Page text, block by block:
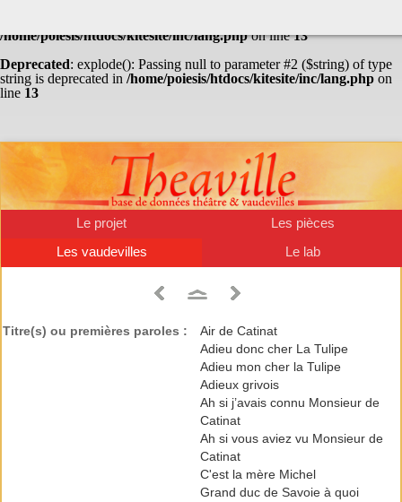
/home/poiesis/htdocs/kitesite/inc/lang.phpon line13
Deprecated: explode(): Passing null to parameter #2 ($string) of type
string is deprecated in /home/poiesis/htdocs/kitesite/inc/lang.php on
line 13
Le projet
Les pièces
Les vaudevilles
Le lab
Titre(s) ou premières paroles :
Air de Catinat
Adieu donc cher La Tulipe
Adieu mon cher la Tulipe
Adieux grivois
Ah si j’avais connu Monsieur de
Catinat
Ah si vous aviez vu Monsieur de
Catinat
C'est la mère Michel
Grand duc de Savoie à quoi